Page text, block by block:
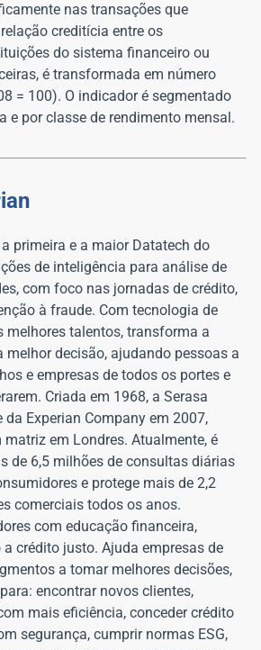
nas transações que
creditícia entre os
do sistema financeiro ou
é transformada em número
= 100). O indicador é segmentado
e por classe de rendimento mensal.
primeira e a maior Datatech do
de inteligência para análise de
com foco nas jornadas de crédito,
à fraude. Com tecnologia de
melhores talentos, transforma a
melhor decisão, ajudando pessoas a
e empresas de todos os portes e
Criada em 1968, a Serasa
Experian Company em 2007,
em Londres. Atualmente, é
de 6,5 milhões de consultas diárias
e protege mais de 2,2
comerciais todos os anos.
com educação financeira,
crédito justo. Ajuda empresas de
a tomar melhores decisões,
encontrar novos clientes,
mais eficiência, conceder crédito
segurança, cumprir normas ESG,